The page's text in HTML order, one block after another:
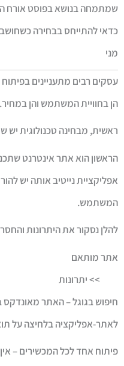
שמתמחה בנושא בפוסט אורח
מני
עסקים רבים מתעניינים
הן בחוויית המשתמש והן במחיר.
ראשית, מבחינה טכנולוגית יש
הראשון הוא אתר אינטרנט
המשתמש.
להלן נסקור את היתרונות
אתר מותאם
>> יתרונות
חיפוש בגוגל – האתר מאונדקס
לאתר-אפליקציה בלחיצה על